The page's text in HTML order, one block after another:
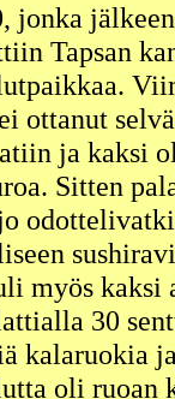
jonka
Tapsan
ottanut
ja kaksi
Sitten
myös kaksi
30
kalaruokia
oli ruoan